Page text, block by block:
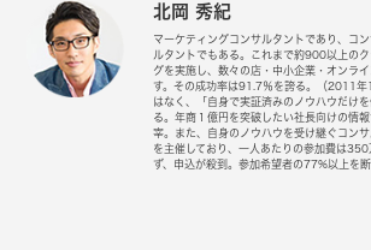
北岡 秀紀
マーケティングコンサルタントであり、コ
ルタントでもある。これまで約900以上の
グを実施し、数々の店・中小企業・オンラ
す。その成功率は91.7％を誇る。（2011
はなく、「自身で実証済みのノウハウだけ
る。年商１億円を突破したい社長向けの情
宰。また、自身のノウハウを受け継ぐコン
を主催しており、一人あたりの参加費は
ず、申込が殺到。参加希望者の77%以上を断